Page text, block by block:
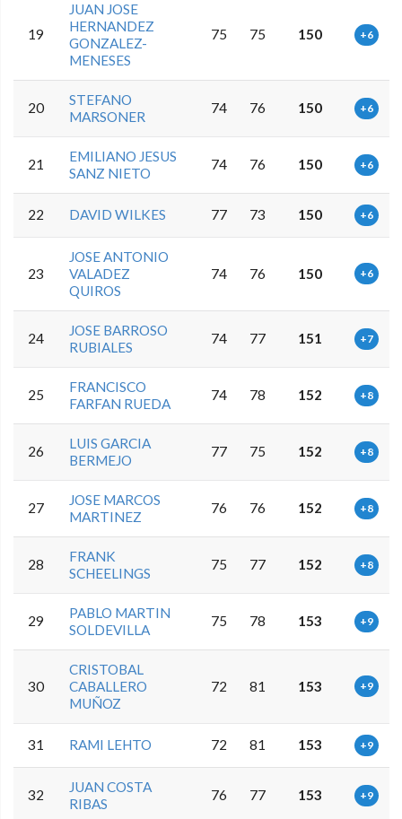
19
JUAN JOSE
HERNANDEZ
GONZALEZ-
MENESES
75 75 150 +6
20
STEFANO
MARSONER
74 76 150 +6
21
EMILIANO JESUS
SANZ NIETO
74 76 150 +6
22 DAVID WILKES 77 73 150 +6
23
JOSE ANTONIO
VALADEZ
QUIROS
74 76 150 +6
24
JOSE BARROSO
RUBIALES
74 77 151 +7
25
FRANCISCO
FARFAN RUEDA
74 78 152 +8
26
LUIS GARCIA
BERMEJO
77 75 152 +8
27
JOSE MARCOS
MARTINEZ
76 76 152 +8
28
FRANK
SCHEELINGS
75 77 152 +8
29
PABLO MARTIN
SOLDEVILLA
75 78 153 +9
30
CRISTOBAL
CABALLERO
MUÑOZ
72 81 153 +9
31 RAMI LEHTO 72 81 153 +9
32
JUAN COSTA
RIBAS
76 77 153 +9